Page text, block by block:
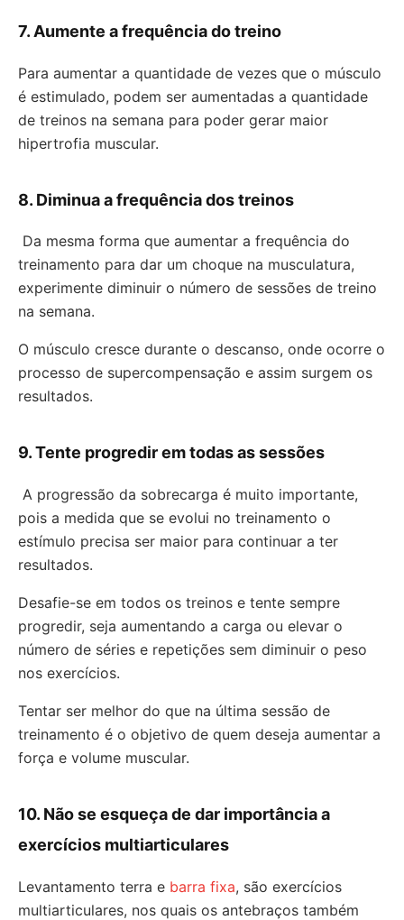
7. Aumente a frequência do treino
Para aumentar a quantidade de vezes que o músculo
é estimulado, podem ser aumentadas a quantidade
de treinos na semana para poder gerar maior
hipertrofia muscular.
8. Diminua a frequência dos treinos
Da mesma forma que aumentar a frequência do
treinamento para dar um choque na musculatura,
experimente diminuir o número de sessões de treino
na semana.
O músculo cresce durante o descanso, onde ocorre o
processo de supercompensação e assim surgem os
resultados.
9. Tente progredir em todas as sessões
A progressão da sobrecarga é muito importante,
pois a medida que se evolui no treinamento o
estímulo precisa ser maior para continuar a ter
resultados.
Desafie-se em todos os treinos e tente sempre
progredir, seja aumentando a carga ou elevar o
número de séries e repetições sem diminuir o peso
nos exercícios.
Tentar ser melhor do que na última sessão de
treinamento é o objetivo de quem deseja aumentar a
força e volume muscular.
10. Não se esqueça de dar importância a
exercícios multiarticulares
Levantamento terra e barra fixa, são exercícios
multiarticulares, nos quais os antebraços também